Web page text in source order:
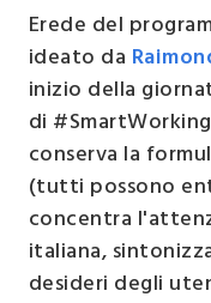
Erede del
ideato da
inizio della
di
conserva la
(tutti possono
concentra
italiana,
desideri degli